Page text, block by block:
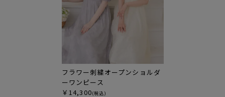
フラワー刺繍オープンショルダ
ーワンピース
￥14,300(税込)